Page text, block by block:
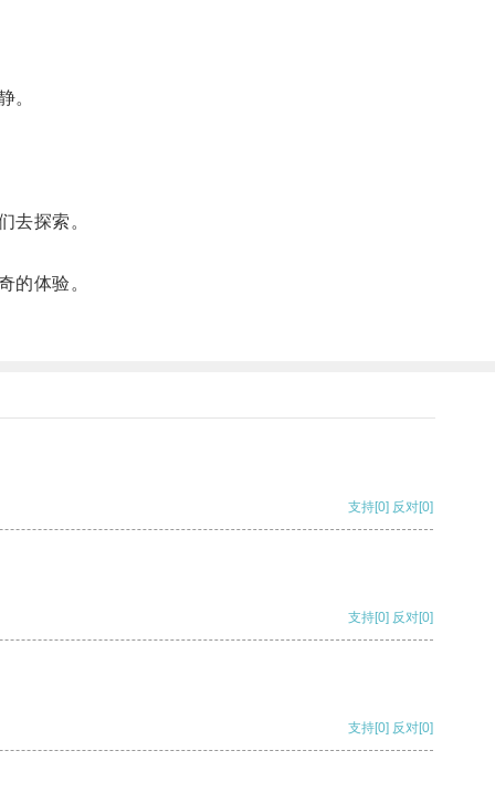
。
去探索。
的体验。
支持[0] 反对[0]
支持[0] 反对[0]
支持[0] 反对[0]